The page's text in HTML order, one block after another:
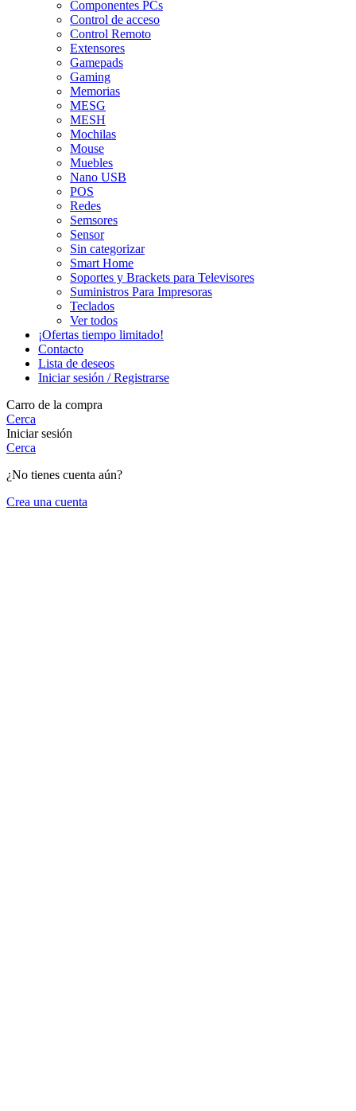
Componentes PCs
Control de acceso
Control Remoto
Extensores
Gamepads
Gaming
Memorias
MESG
MESH
Mochilas
Mouse
Muebles
Nano USB
POS
Redes
Semsores
Sensor
Sin categorizar
Smart Home
Soportes y Brackets para Televisores
Suministros Para Impresoras
Teclados
Ver todos
¡Ofertas tiempo limitado!
Contacto
Lista de deseos
Iniciar sesión / Registrarse
Carro de la compra
Cerca
Iniciar sesión
Cerca
¿No tienes cuenta aún?
Crea una cuenta